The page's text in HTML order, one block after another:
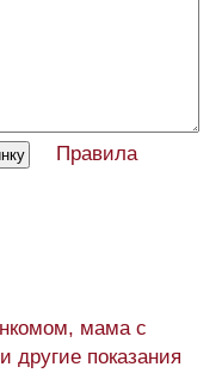
Правила
мама с
другие показания